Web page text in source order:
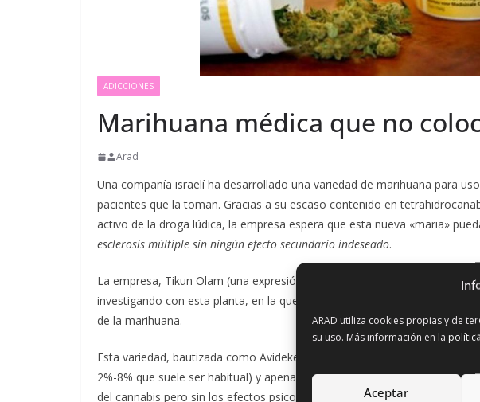
ARAD utiliza cookies propias y de
su uso. Más información en la
Aceptar
ADICCIONES
Marihuana médica que no
Arad
Una compañía israelí ha desarrollado una variedad de marihuana para
pacientes que la toman. Gracias a su escaso contenido en
activo de la droga lúdica, la empresa espera que esta nueva «maria»
esclerosis múltiple sin ningún efecto secundario indeseado.
La empresa, Tikun Olam (una expresión hebrea relacionada con el
investigando con esta planta, en la que el principal componente es el
de la marihuana.
Esta variedad, bautizada como Avidekel, tiene concretamente un 15,8%
2%-8% que suele ser habitual) y apenas un 1% de THC, lo que le
del cannabis pero sin los efectos psicoactivos de la droga recreacional.